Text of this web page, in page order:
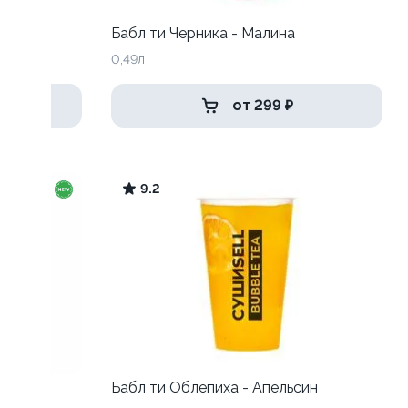
Бабл ти Черника - Малина
0,49л
от 299 ₽
9.2
Бабл ти Облепиха - Апельсин